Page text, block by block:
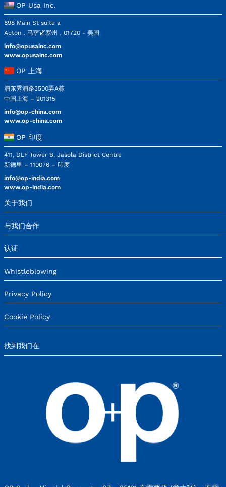
OP Usa Inc.
898 Main St suite a
Acton，马萨诸塞州，01720 - 美国
info@opusainc.com
www.opusainc.com
OP 上海
浦东秀浦路3500弄A栋
中国上海 – 201315
info@op-china.com
www.op-china.com
OP 印度
411, DLF Tower B, Jasola District Centre
新德里 – 110076 – 印度
info@op-india.com
www.op-india.com
关于我们
与我们合作
认证
Whistleblowing
Privacy Policy
Cookie Policy
找到我们在